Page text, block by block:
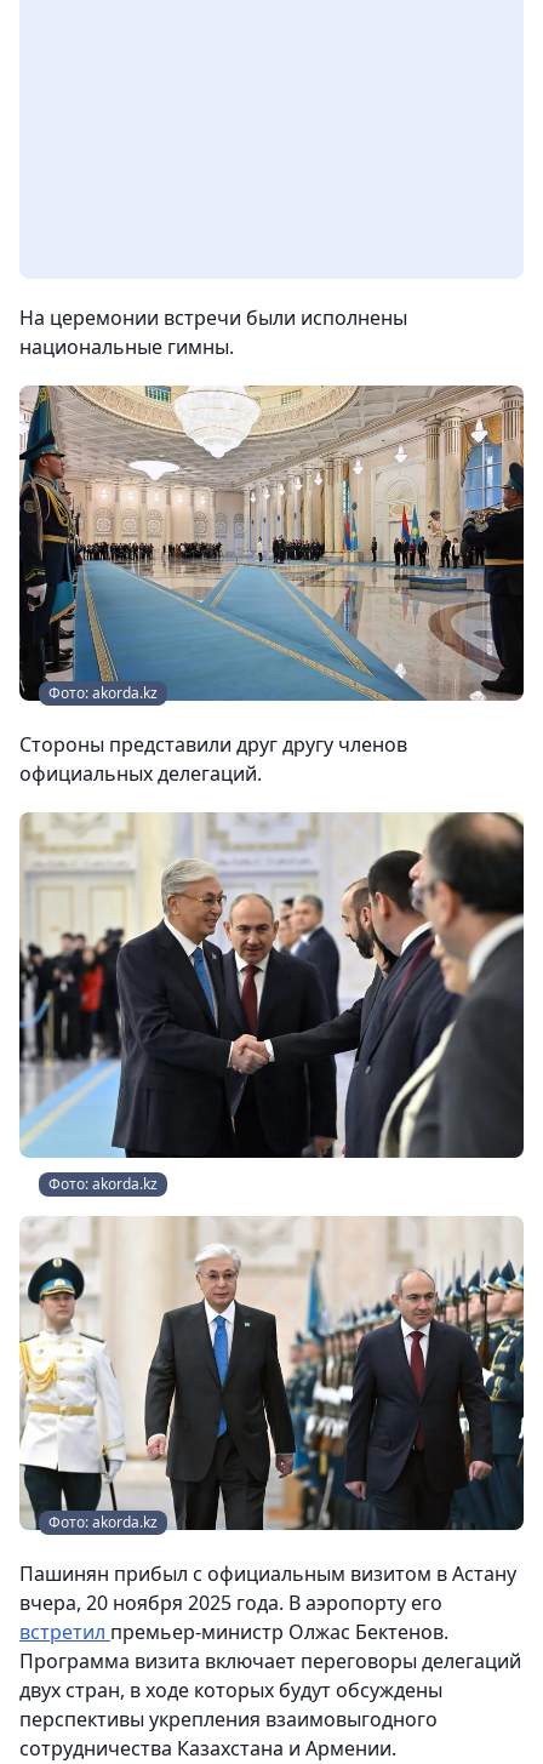
На церемонии встречи были исполнены
национальные гимны.
Фото: akorda.kz
Cтороны представили друг другу членов
официальных делегаций.
Фото: akorda.kz
Фото: akorda.kz
Пашинян прибыл с официальным визитом в Астану
вчера, 20 ноября 2025 года. В аэропорту его
встретил премьер-министр Олжас Бектенов.
Программа визита включает переговоры делегаций
двух стран, в ходе которых будут обсуждены
перспективы укрепления взаимовыгодного
сотрудничества Казахстана и Армении.